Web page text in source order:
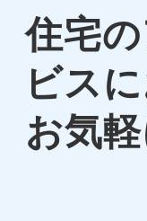
住宅
ビス
お気